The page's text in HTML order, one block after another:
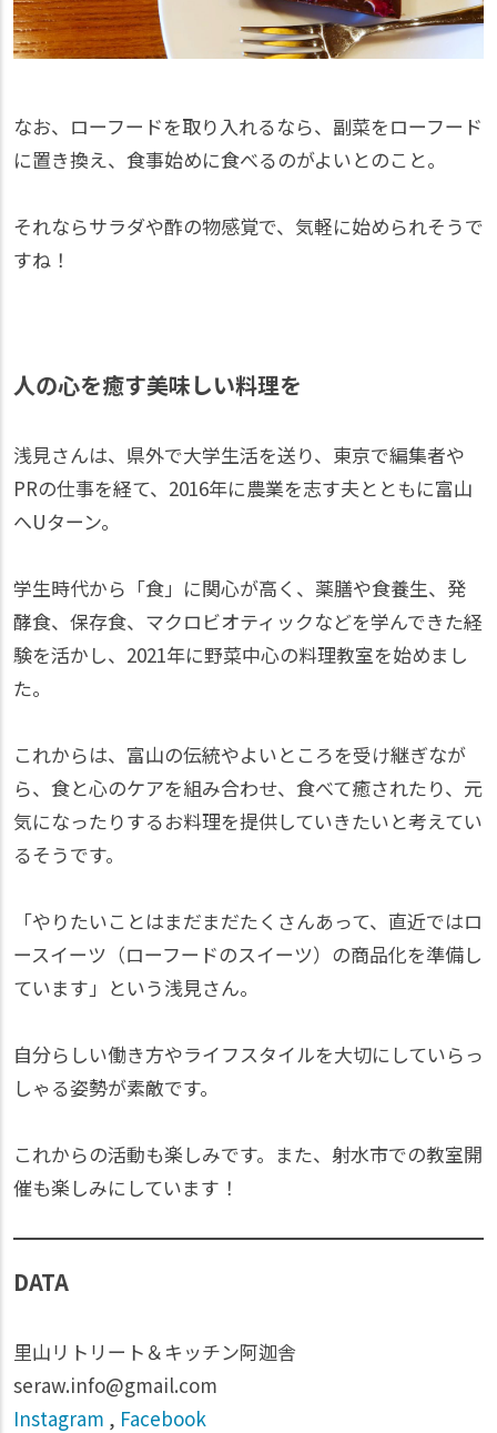
なお、ローフードを取り入れるなら、副菜をローフード
に置き換え、食事始めに食べるのがよいとのこと。
それならサラダや酢の物感覚で、気軽に始められそうで
すね！
人の心を癒す美味しい料理を
浅見さんは、県外で大学生活を送り、東京で編集者や
PRの仕事を経て、2016年に農業を志す夫とともに富山
へUターン。
学生時代から「食」に関心が高く、薬膳や食養生、発
酵食、保存食、マクロビオティックなどを学んできた経
験を活かし、2021年に野菜中心の料理教室を始めまし
た。
これからは、富山の伝統やよいところを受け継ぎなが
ら、食と心のケアを組み合わせ、食べて癒されたり、元
気になったりするお料理を提供していきたいと考えてい
るそうです。
「やりたいことはまだまだたくさんあって、直近ではロ
ースイーツ（ローフードのスイーツ）の商品化を準備し
ています」という浅見さん。
自分らしい働き方やライフスタイルを大切にしていらっ
しゃる姿勢が素敵です。
これからの活動も楽しみです。また、射水市での教室開
催も楽しみにしています！
DATA
里山リトリート＆キッチン阿迦舎
seraw.info@gmail.com
Instagram , Facebook